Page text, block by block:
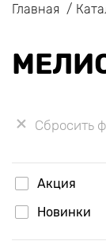
Главная
Сбросить
Акция
Новинки